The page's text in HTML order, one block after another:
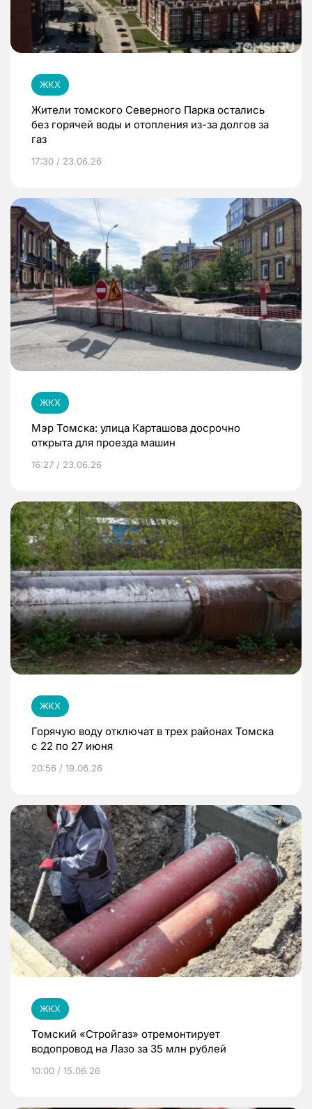
ЖКХ
Жители томского Северного Парка остались
без горячей воды и отопления из-за долгов за
газ
17:30 / 23.06.26
ЖКХ
Мэр Томска: улица Карташова досрочно
открыта для проезда машин
16:27 / 23.06.26
ЖКХ
Горячую воду отключат в трех районах Томска
с 22 по 27 июня
20:56 / 19.06.26
ЖКХ
Томский «Стройгаз» отремонтирует
водопровод на Лазо за 35 млн рублей
10:00 / 15.06.26